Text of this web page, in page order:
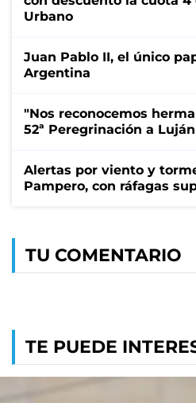
Urbano
Juan Pablo II, el único
Argentina
"Nos reconocemos
52ª Peregrinación a Luján
Alertas por viento y
Pampero, con ráfagas
TU COMENTARIO
TE PUEDE